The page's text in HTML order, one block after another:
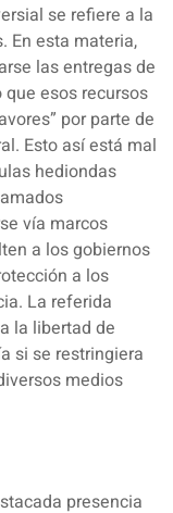
se refiere a la
En esta materia,
las entregas de
esos recursos
por parte de
Esto así está mal
hediondas
vía marcos
a los gobiernos
a los
La referida
la libertad de
si se restringiera
medios
presencia